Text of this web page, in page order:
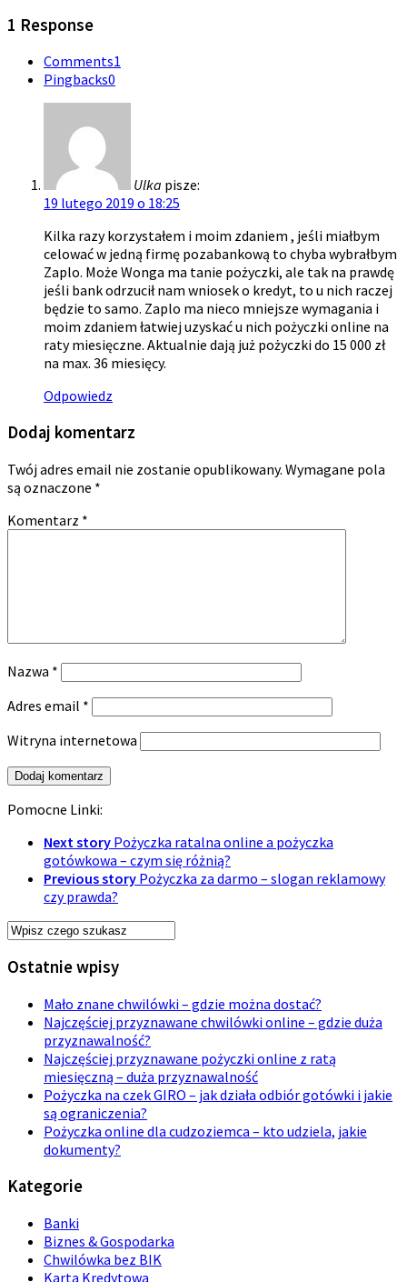
1 Response
Comments1
Pingbacks0
Ulka pisze:
19 lutego 2019 o 18:25
Kilka razy korzystałem i moim zdaniem , jeśli miałbym
celować w jedną firmę pozabankową to chyba wybrałbym
Zaplo. Może Wonga ma tanie pożyczki, ale tak na prawdę
jeśli bank odrzucił nam wniosek o kredyt, to u nich raczej
będzie to samo. Zaplo ma nieco mniejsze wymagania i
moim zdaniem łatwiej uzyskać u nich pożyczki online na
raty miesięczne. Aktualnie dają już pożyczki do 15 000 zł
na max. 36 miesięcy.
Odpowiedz
Dodaj komentarz
Twój adres email nie zostanie opublikowany. Wymagane pola
są oznaczone *
Komentarz *
Nazwa *
Adres email *
Witryna internetowa
Pomocne Linki:
Next story Pożyczka ratalna online a pożyczka
gotówkowa – czym się różnią?
Previous story Pożyczka za darmo – slogan reklamowy
czy prawda?
Ostatnie wpisy
Mało znane chwilówki – gdzie można dostać?
Najczęściej przyznawane chwilówki online – gdzie duża
przyznawalność?
Najczęściej przyznawane pożyczki online z ratą
miesięczną – duża przyznawalność
Pożyczka na czek GIRO – jak działa odbiór gotówki i jakie
są ograniczenia?
Pożyczka online dla cudzoziemca – kto udziela, jakie
dokumenty?
Kategorie
Banki
Biznes & Gospodarka
Chwilówka bez BIK
Karta Kredytowa